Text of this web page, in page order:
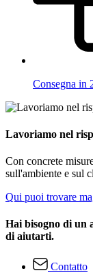
Consegna in
Lavoriamo nel
Con concrete
sull'ambiente e sul
Qui puoi trovare
Hai bisogno di un
di aiutarti.
Contatto